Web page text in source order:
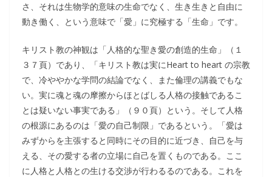
さ、それは生物学的意味の生命でなく、生き生きと自由に
動き働く、という意味で「愛」に究極する「生命」です。
キリスト教の神観は「人格的な聖き愛の創造的生命」（１
３７頁）であり、「キリスト教は実にHeart to heart の宗教
で、冷ややかな学問の結論でなく、また倫理の講義でもな
い。実に魂と魂の摩擦からほとばしる人格の接触であるこ
とは疑いない事実である」（９０頁）という。そして人格
の根源にあるのは「愛の自己制限」であるという。「愛は
みずからを主張すると同時にその目的に近づき、自己を与
える、その愛する者の立場に自己を置くものである。ここ
に人格と人格との生ける交渉が行わるるのである。これを